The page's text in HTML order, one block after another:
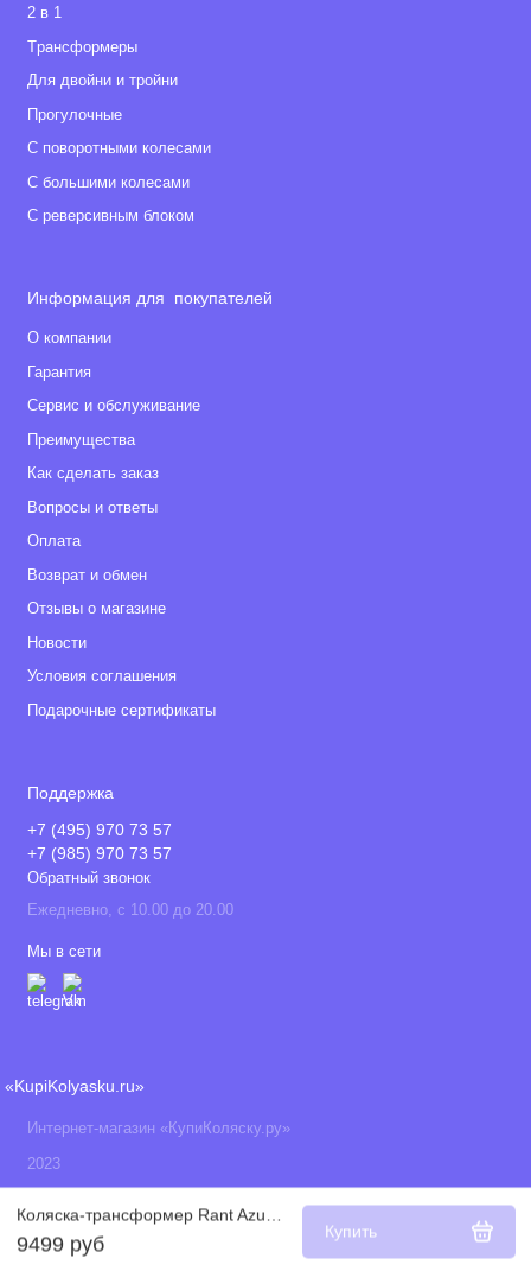
9499 руб
Купить
2 в 1
Tрансформеры
Для двойни и тройни
Прогулочные
С поворотными колесами
С большими колесами
С реверсивным блоком
Информация для покупателей
О компании
Гарантия
Сервис и обслуживание
Преимущества
Как сделать заказ
Вопросы и ответы
Оплата
Возврат и обмен
Отзывы о магазине
Новости
Условия соглашения
Подарочные сертификаты
Поддержка
+7 (495) 970 73 57
+7 (985) 970 73 57
Обратный звонок
Ежедневно, с 10.00 до 20.00
Мы в сети
«KupiKolyasku.ru»
Интернет-магазин «КупиКоляску.ру»
2023